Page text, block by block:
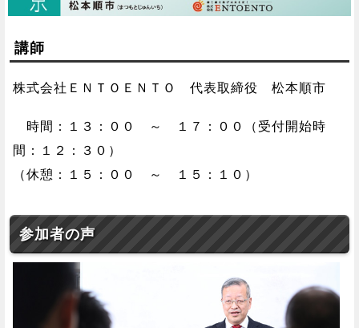
講師
株式会社ＥＮＴＯＥＮＴＯ 代表取締役 松本順市
時間：１３：００ ～ １７：００（受付開始時
間：１２：３０）
（休憩：１５：００ ～ １５：１０）
参加者の声